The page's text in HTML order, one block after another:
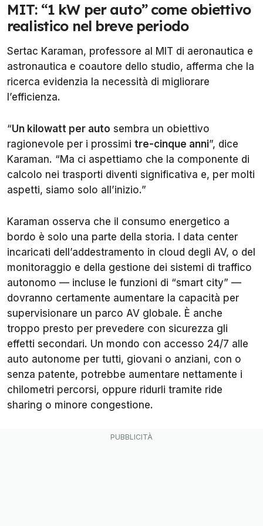
MIT: “1 kW per auto” come obiettivo
realistico nel breve periodo
Sertac Karaman, professore al MIT di aeronautica e
astronautica e coautore dello studio, afferma che la
ricerca evidenzia la necessità di migliorare
l’efficienza.
“Un kilowatt per auto sembra un obiettivo
ragionevole per i prossimi tre-cinque anni”, dice
Karaman. “Ma ci aspettiamo che la componente di
calcolo nei trasporti diventi significativa e, per molti
aspetti, siamo solo all’inizio.”
Karaman osserva che il consumo energetico a
bordo è solo una parte della storia. I data center
incaricati dell’addestramento in cloud degli AV, o del
monitoraggio e della gestione dei sistemi di traffico
autonomo — incluse le funzioni di “smart city” —
dovranno certamente aumentare la capacità per
supervisionare un parco AV globale. È anche
troppo presto per prevedere con sicurezza gli
effetti secondari. Un mondo con accesso 24/7 alle
auto autonome per tutti, giovani o anziani, con o
senza patente, potrebbe aumentare nettamente i
chilometri percorsi, oppure ridurli tramite ride
sharing o minore congestione.